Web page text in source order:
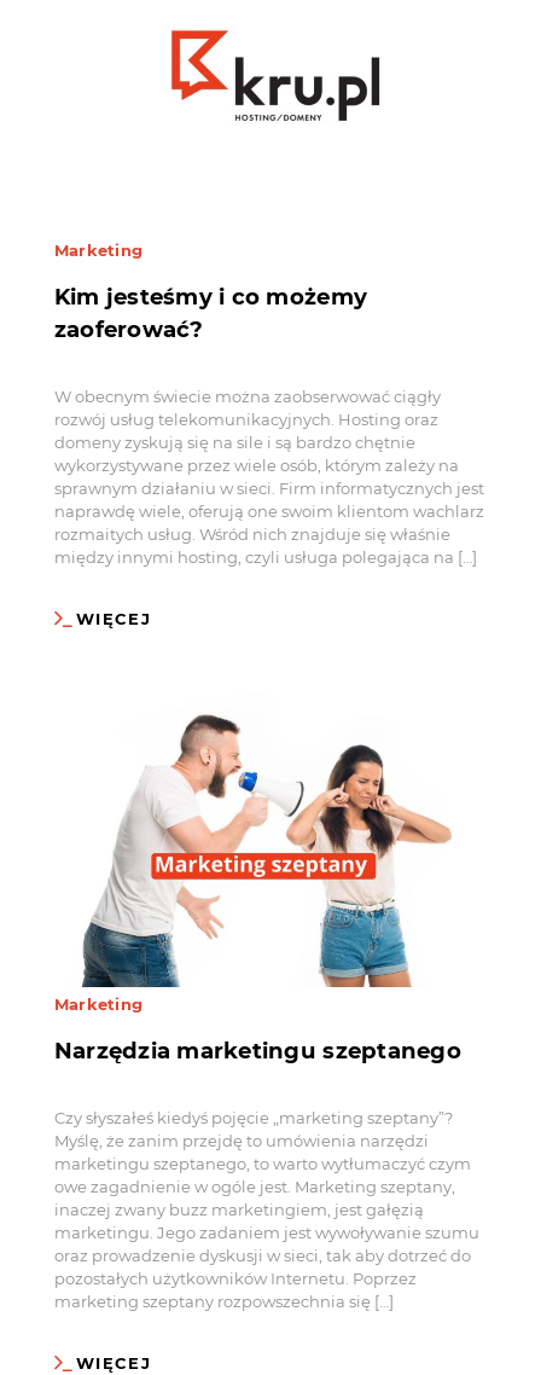
Marketing
Kim jesteśmy i co możemy
zaoferować?
W obecnym świecie można zaobserwować ciągły
rozwój usług telekomunikacyjnych. Hosting oraz
domeny zyskują się na sile i są bardzo chętnie
wykorzystywane przez wiele osób, którym zależy na
sprawnym działaniu w sieci. Firm informatycznych jest
naprawdę wiele, oferują one swoim klientom wachlarz
rozmaitych usług. Wśród nich znajduje się właśnie
między innymi hosting, czyli usługa polegająca na […]
WIĘCEJ
Marketing
Narzędzia marketingu szeptanego
Czy słyszałeś kiedyś pojęcie „marketing szeptany”?
Myślę, że zanim przejdę to umówienia narzędzi
marketingu szeptanego, to warto wytłumaczyć czym
owe zagadnienie w ogóle jest. Marketing szeptany,
inaczej zwany buzz marketingiem, jest gałęzią
marketingu. Jego zadaniem jest wywoływanie szumu
oraz prowadzenie dyskusji w sieci, tak aby dotrzeć do
pozostałych użytkowników Internetu. Poprzez
marketing szeptany rozpowszechnia się […]
WIĘCEJ